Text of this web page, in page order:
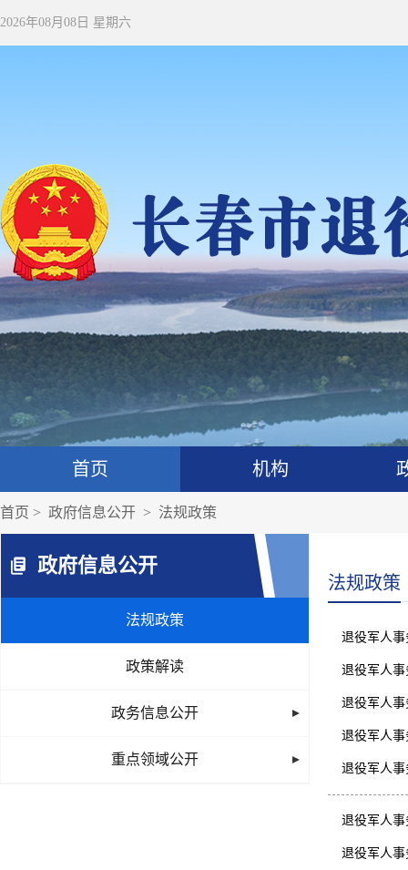
2026年08月08日 星期六
首页 机构
首页 > 政府信息公开 > 法规政策
政府信息公开
法规政策
政策解读
政务信息公开
重点领域公开
法规政策
退役军人
退役军人
退役军人
退役军人
退役军人
退役军人
退役军人